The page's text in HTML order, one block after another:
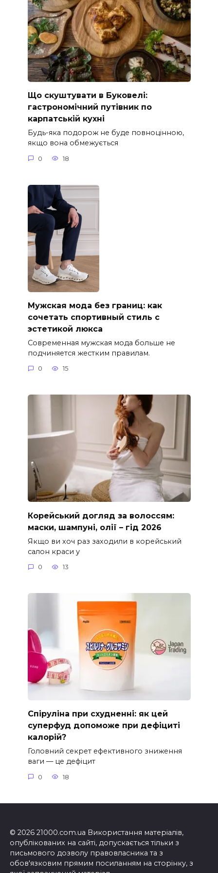
Що скуштувати в Буковелі:
гастрономічний путівник по
карпатській кухні
Будь-яка подорож не буде повноцінною,
якщо вона обмежується
0 18
Мужская мода без границ: как
сочетать спортивный стиль с
эстетикой люкса
Современная мужская мода больше не
подчиняется жестким правилам.
0 15
Корейський догляд за волоссям:
маски, шампуні, олії – гід 2026
Якщо ви хоч раз заходили в корейський
салон краси у
0 13
Спіруліна при схудненні: як цей
суперфуд допоможе при дефіциті
калорій?
Головний секрет ефективного зниження
ваги — це дефіцит
0 18
© 2026 21000.com.ua Використання матеріалів,
опублікованих на сайті, допускається тільки з
письмового дозволу правовласника та з
обов'язковим прямим посиланням на сторінку, з